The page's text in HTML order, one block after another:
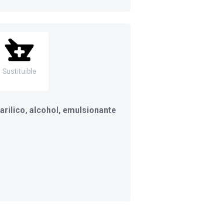
Sustituible
alcohol, emulsionante